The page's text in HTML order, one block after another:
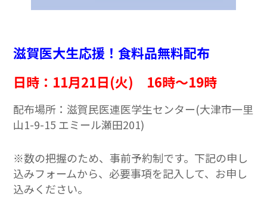
滋賀医大生応援！食料品無料配布
日時：11月21日(火) 16時～19時
配布場所：滋賀民医連医学生センター(大津市一里
山1-9-15 エミール瀬田201)
※数の把握のため、事前予約制です。下記の申し
込みフォームから、必要事項を記入して、お申し
込みください。